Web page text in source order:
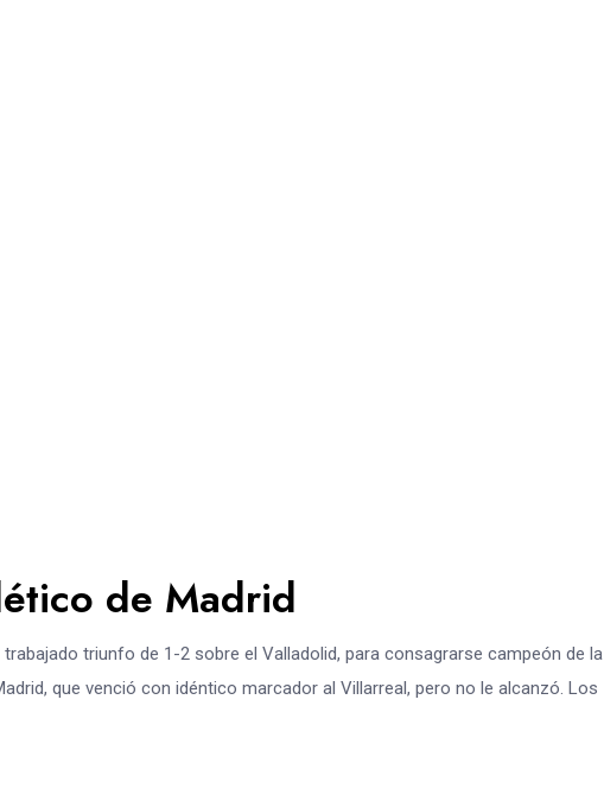
de Madrid
triunfo de 1-2 sobre el Valladolid, para consagrarse campeón de la
que venció con idéntico marcador al Villarreal, pero no le alcanzó. Los